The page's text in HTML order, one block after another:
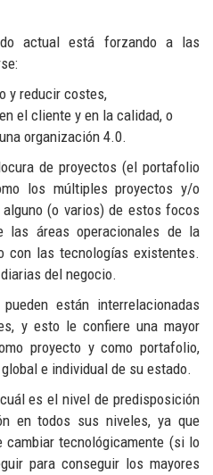
actual está forzando a las
y reducir costes,
el cliente y en la calidad, o
organización 4.0.
de proyectos (el portafolio
los múltiples proyectos y/o
(o varios) de estos focos
las áreas operacionales de la
con las tecnologías existentes.
del negocio.
están interrelacionadas
y esto le confiere una mayor
proyecto y como portafolio,
e individual de su estado.
es el nivel de predisposición
en todos sus niveles, ya que
cambiar tecnológicamente (si lo
para conseguir los mayores